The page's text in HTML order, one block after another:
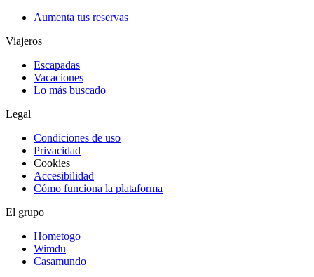
Aumenta tus reservas
Viajeros
Escapadas
Vacaciones
Lo más buscado
Legal
Condiciones de uso
Privacidad
Cookies
Accesibilidad
Cómo funciona la plataforma
El grupo
Hometogo
Wimdu
Casamundo